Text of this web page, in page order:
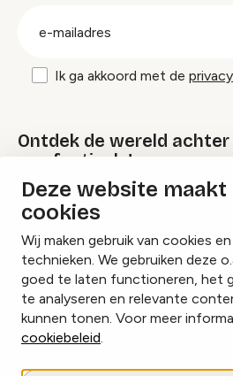
Deze website
cookies
Wij maken gebruik van cookies
technieken. We gebruiken deze
goed te laten functioneren, het
te analyseren en relevante
kunnen tonen. Voor meer
cookiebeleid.
Ik ga akkoord met de
Ontdek de wereld
van festivals!
Lees onze Festival
InstagramFacebookLinkedIn
Cookies beheren